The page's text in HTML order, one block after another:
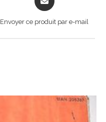
in
new
Envoyer ce produit par e-mail